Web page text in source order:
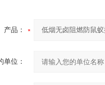
产品：
单位：